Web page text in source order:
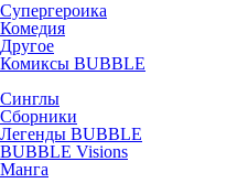
Супергероика
Комедия
Другое
Комиксы BUBBLE
Синглы
Сборники
Легенды BUBBLE
BUBBLE Visions
Манга